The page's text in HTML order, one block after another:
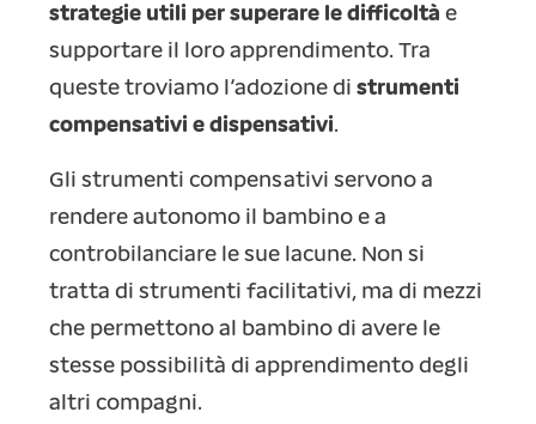
strategie utili per superare le difficoltà e
supportare il loro apprendimento. Tra
queste troviamo l’adozione di strumenti
compensativi e dispensativi.
Gli strumenti compensativi servono a
rendere autonomo il bambino e a
controbilanciare le sue lacune. Non si
tratta di strumenti facilitativi, ma di mezzi
che permettono al bambino di avere le
stesse possibilità di apprendimento degli
altri compagni.